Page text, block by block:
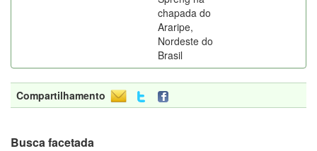
chapada do
Araripe,
Nordeste do
Brasil
Compartilhamento
Busca facetada